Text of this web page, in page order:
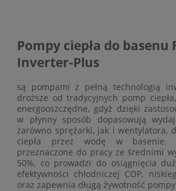
Pompy ciepła do basenu
Inverter-Plus
są pompami z pełną technologią
droższe od tradycyjnych pomp
energooszczędne, gdyż dzięki
w płynny sposób dopasowują
zarówno sprężarki, jak i wentylatora,
ciepła przez wodę w basenie.
przeznaczone do pracy ze średnimi
50%, co prowadzi do osiągnięcia
efektywności chłodniczej COP,
oraz zapewnia długą żywotność